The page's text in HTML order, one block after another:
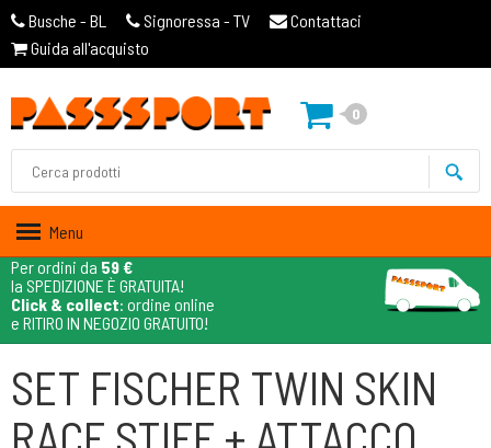
Busche - BL Signoressa - TV
Contattaci
Guida all'acquisto
0
Menu
Per ordini da 59 €
la SPEDIZIONE È GRATUITA!
Click & collect: ordine online
e RITIRO IN NEGOZIO GRATUITO!
SET FISCHER TWIN SKIN
RACE STIFF + ATTACCO